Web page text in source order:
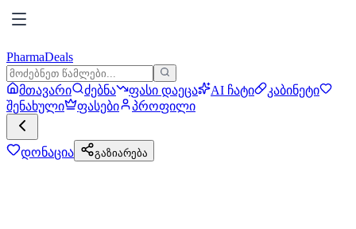
PharmaDeals
მთავარი ძებნა ფასი დაეცა AI ჩატი
კაბინეტი
შენახული
ფასები პროფილი
დონაცია გაზიარება